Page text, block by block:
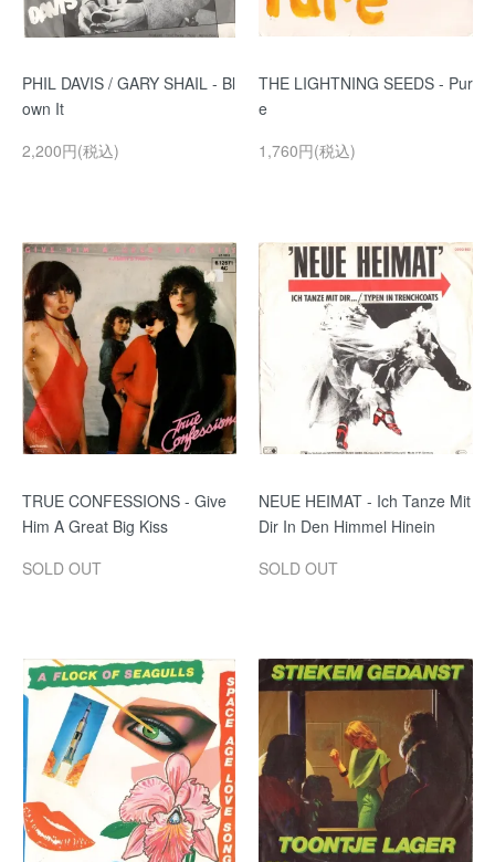
PHIL DAVIS / GARY SHAIL - Bl
own It
2,200円(税込)
THE LIGHTNING SEEDS - Pur
e
1,760円(税込)
TRUE CONFESSIONS - Give
Him A Great Big Kiss
SOLD OUT
NEUE HEIMAT - Ich Tanze Mit
Dir In Den Himmel Hinein
SOLD OUT